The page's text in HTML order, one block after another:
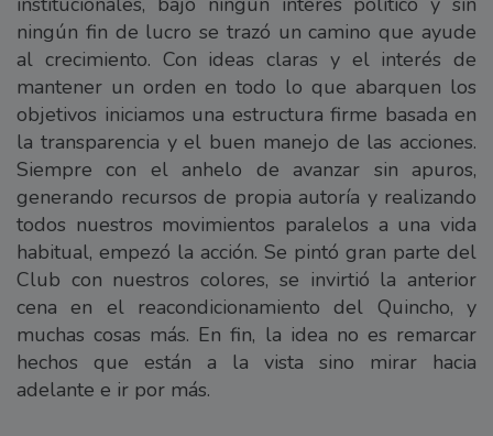
ningún fin de lucro se trazó un camino que ayude
al crecimiento. Con ideas claras y el interés de
mantener un orden en todo lo que abarquen los
objetivos iniciamos una estructura firme basada en
la transparencia y el buen manejo de las acciones.
Siempre con el anhelo de avanzar sin apuros,
generando recursos de propia autoría y realizando
todos nuestros movimientos paralelos a una vida
habitual, empezó la acción. Se pintó gran parte del
Club con nuestros colores, se invirtió la anterior
cena en el reacondicionamiento del Quincho, y
muchas cosas más. En fin, la idea no es remarcar
hechos que están a la vista sino mirar hacia
adelante e ir por más.